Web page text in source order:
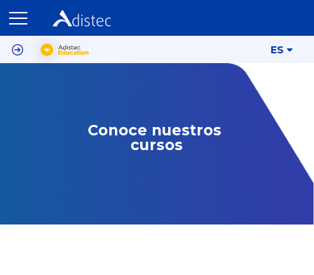
ES
Conoce nuestros
cursos